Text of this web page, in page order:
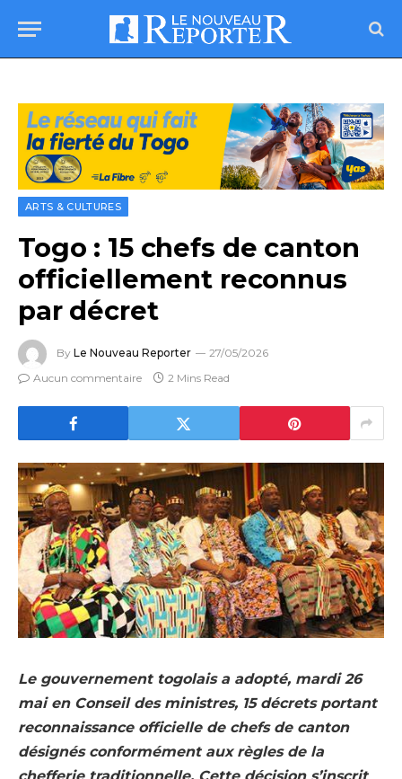
ARTS & CULTURES
Togo : 15 chefs de canton
officiellement reconnus
par décret
By Le Nouveau Reporter
27/05/2026
Aucun commentaire
2 Mins Read
Le gouvernement togolais a adopté, mardi 26
mai en Conseil des ministres, 15 décrets portant
reconnaissance officielle de chefs de canton
désignés conformément aux règles de la